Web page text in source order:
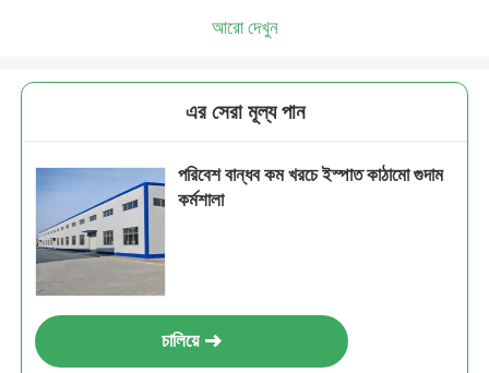
আরো দেখুন
এর সেরা মূল্য পান
পরিবেশ বান্ধব কম খরচে ইস্পাত কাঠামো গুদাম
কর্মশালা
চালিয়ে